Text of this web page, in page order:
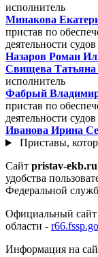
исполнитель
Минакова
пристав по
деятельности судов
Назаров Роман
Свищева Татьяна
исполнитель
Фабрый
пристав по
деятельности судов
Иванова Ирина
Приставы,
Сайт pristav-ekb.ru
удобства
Федеральной
Официальный сайт
области -
Информация на